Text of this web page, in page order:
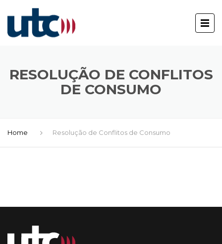
RESOLUÇÃO DE CONFLITOS
DE CONSUMO
Home Resolução de Conflitos de Consumo